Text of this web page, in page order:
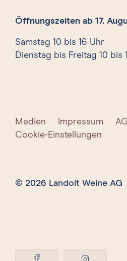
Öffnungszeiten ab 17.
Samstag 10 bis 16 Uhr
Dienstag bis Freitag 10 bis
© 2026 Landolt Weine AG
Medien Impressum
Cookie-Einstellungen